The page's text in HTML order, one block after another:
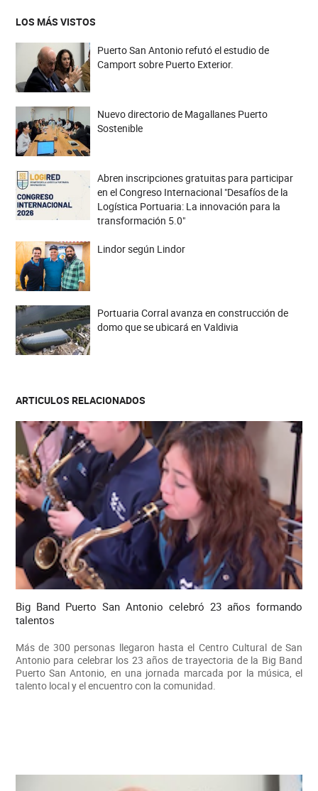
LOS MÁS VISTOS
Puerto San Antonio refutó el estudio de
Camport sobre Puerto Exterior.
Nuevo directorio de Magallanes Puerto
Sostenible
Abren inscripciones gratuitas para participar
en el Congreso Internacional "Desafíos de la
Logística Portuaria: La innovación para la
transformación 5.0"
Lindor según Lindor
Portuaria Corral avanza en construcción de
domo que se ubicará en Valdivia
ARTICULOS RELACIONADOS
Big Band Puerto San Antonio celebró 23 años formando
talentos
Más de 300 personas llegaron hasta el Centro Cultural de San
Antonio para celebrar los 23 años de trayectoria de la Big Band
Puerto San Antonio, en una jornada marcada por la música, el
talento local y el encuentro con la comunidad.